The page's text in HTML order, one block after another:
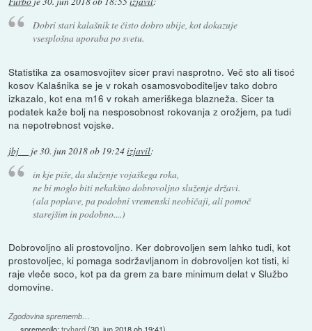
Dobri stari kalašnik te čisto dobro ubije, kot dokazuje
vsesplošna uporaba po svetu.
Statistika za osamosvojitev sicer pravi nasprotno. Več sto ali tisoć
kosov Kalašnika se je v rokah osamosvoboditeljev tako dobro
izkazalo, kot ena m16 v rokah ameriškega blazneža. Sicer ta
podatek kaže bolj na nesposobnost rokovanja z orožjem, pa tudi
na nepotrebnost vojske.
jbj__ je30. jun 2018 ob 19:24izjavil:
in kje piše, da služenje vojaškega roka,
ne bi moglo biti nekakšno dobrovoljno služenje državi.
(ala poplave, pa podobni vremenski neobičaji, ali pomoč
starejšim in podobno....)
Dobrovoljno ali prostovoljno. Ker dobrovoljen sem lahko tudi, kot
prostovoljec, ki pomaga sodržavljanom in dobrovoljen kot tisti, ki
raje vleče soco, kot pa da grem za bare minimum delat v Službo
domovine.
Zgodovina sprememb…
spremenilo:tryhard(30. jun 2018 ob 19:41)